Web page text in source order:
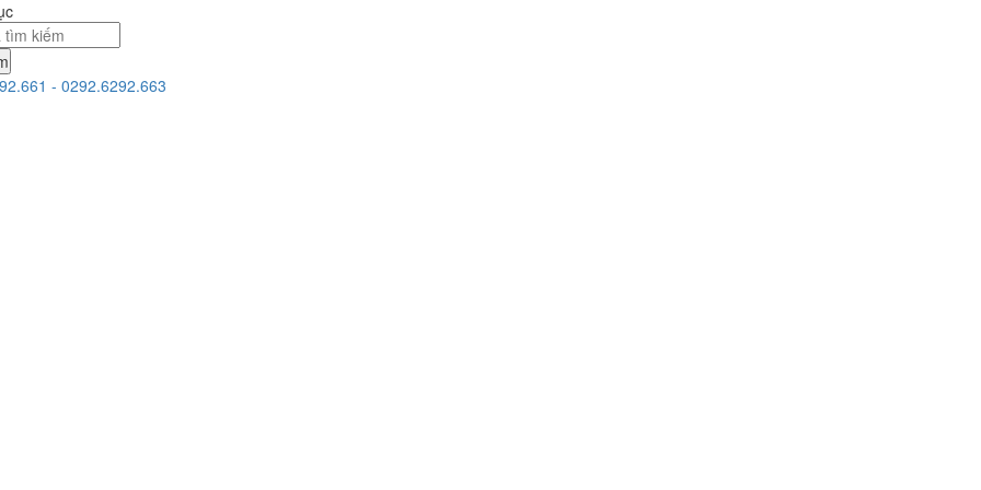
- 0292.6292.663